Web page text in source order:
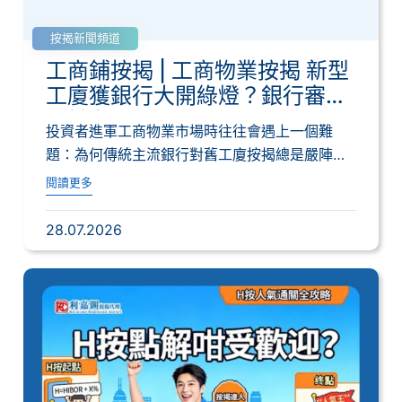
按揭新聞頻道
工商鋪按揭 | 工商物業按揭 新型
工廈獲銀行大開綠燈？銀行審批
關鍵在哪？
投資者進軍工商物業市場時往往會遇上一個難
題：為何傳統主流銀行對舊工廈按揭總是嚴陣以
待，甚至...
閱讀更多
28.07.2026